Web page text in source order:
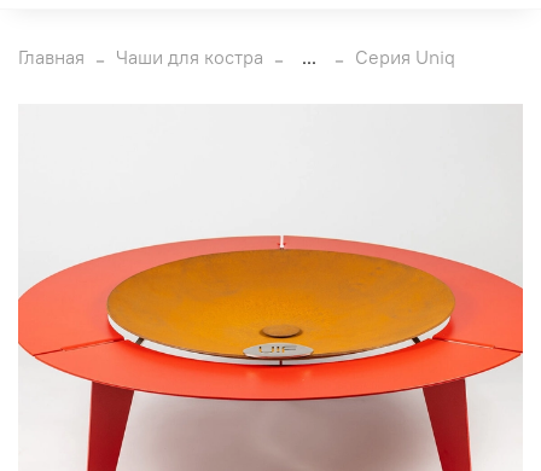
Главная Чаши для костра ... Серия Uniq